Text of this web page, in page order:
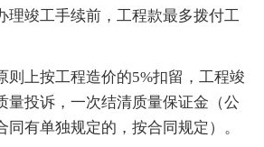
工手续前，工程款最多拨付工
按工程造价的5%扣留，工程竣
量投诉，一次结清质量保证金（公
同有单独规定的，按合同规定）。